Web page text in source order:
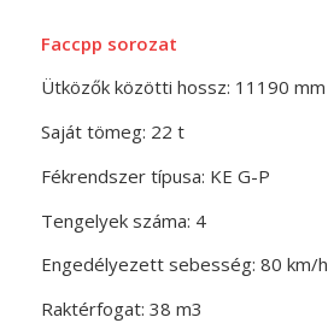
Faccpp sorozat
Ütközők közötti hossz: 11190 mm
Saját tömeg: 22 t
Fékrendszer típusa: KE G-P
Tengelyek száma: 4
Engedélyezett sebesség: 80 km/h
Raktérfogat: 38 m3